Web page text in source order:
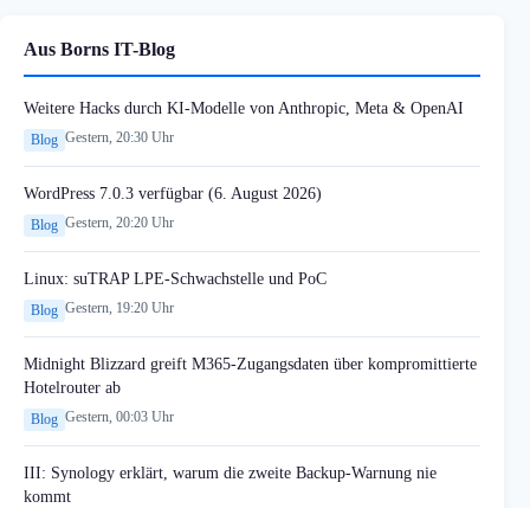
Aus Borns IT-Blog
Weitere Hacks durch KI-Modelle von Anthropic, Meta & OpenAI
Blog Gestern, 20:30 Uhr
WordPress 7.0.3 verfügbar (6. August 2026)
Blog Gestern, 20:20 Uhr
Linux: suTRAP LPE-Schwachstelle und PoC
Blog Gestern, 19:20 Uhr
Midnight Blizzard greift M365-Zugangsdaten über kompromittierte
Hotelrouter ab
Blog Gestern, 00:03 Uhr
III: Synology erklärt, warum die zweite Backup-Warnung nie
kommt